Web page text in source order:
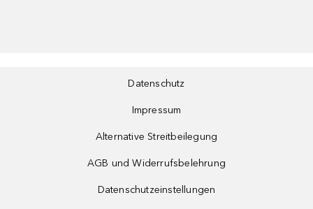
Datenschutz
Impressum
Alternative Streitbeilegung
AGB und Widerrufsbelehrung
Datenschutzeinstellungen